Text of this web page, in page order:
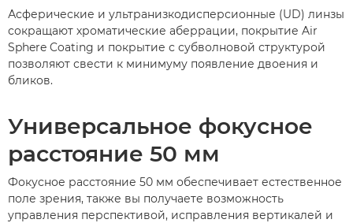
Асферические и ультранизкодисперсионные (UD) линзы
сокращают хроматические аберрации, покрытие Air
Sphere Coating и покрытие с субволновой структурой
позволяют свести к минимуму появление двоения и
бликов.
Универсальное фокусное
расстояние 50 мм
Фокусное расстояние 50 мм обеспечивает естественное
поле зрения, также вы получаете возможность
управления перспективой, исправления вертикалей и